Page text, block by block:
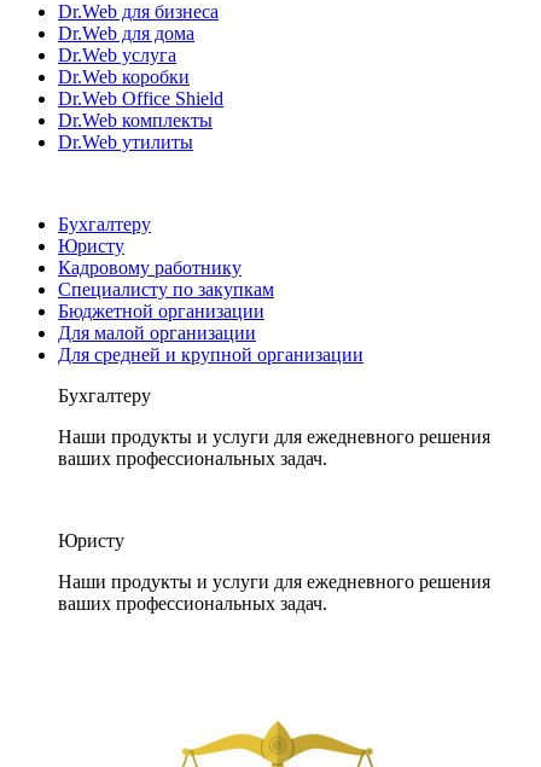
Dr.Web для бизнеса
Dr.Web для дома
Dr.Web услуга
Dr.Web коробки
Dr.Web Office Shield
Dr.Web комплекты
Dr.Web утилиты
Бухгалтеру
Юристу
Кадровому работнику
Специалисту по закупкам
Бюджетной организации
Для малой организации
Для средней и крупной организации
Бухгалтеру
Наши продукты и услуги для ежедневного решения
ваших профессиональных задач.
Юристу
Наши продукты и услуги для ежедневного решения
ваших профессиональных задач.